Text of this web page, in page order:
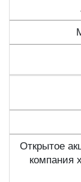
Открытое